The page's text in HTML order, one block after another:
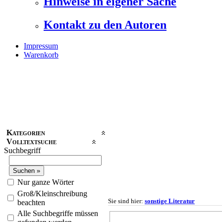
Kontakt zu den Autoren
Impressum
Warenkorb
Kategorien
Volltextsuche
Suchbegriff
Nur ganze Wörter
Groß/Kleinschreibung
beachten
Alle Suchbegriffe müssen
Sie sind hier: sonstige Literatur